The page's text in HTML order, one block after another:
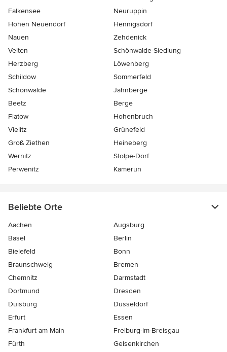
Falkensee
Neuruppin
Hohen Neuendorf
Hennigsdorf
Nauen
Zehdenick
Velten
Schönwalde-Siedlung
Herzberg
Löwenberg
Schildow
Sommerfeld
Schönwalde
Jahnberge
Beetz
Berge
Flatow
Hohenbruch
Vielitz
Grünefeld
Groß Ziethen
Heineberg
Wernitz
Stolpe-Dorf
Perwenitz
Kamerun
Beliebte Orte
Aachen
Augsburg
Basel
Berlin
Bielefeld
Bonn
Braunschweig
Bremen
Chemnitz
Darmstadt
Dortmund
Dresden
Duisburg
Düsseldorf
Erfurt
Essen
Frankfurt am Main
Freiburg-im-Breisgau
Fürth
Gelsenkirchen